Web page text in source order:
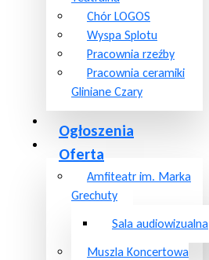
Chór LOGOS
Wyspa Splotu
Pracownia rzeźby
Pracownia ceramiki
Gliniane Czary
Ogłoszenia
Oferta
Amfiteatr im. Marka
Grechuty
Sala audiowizualna
Muszla Koncertowa